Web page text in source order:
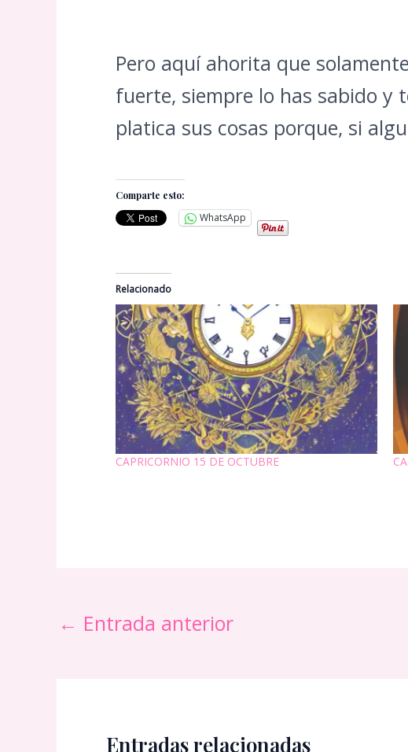
Pero aquí ahorita que
fuerte, siempre lo has sabido y
platica sus cosas porque, si
Comparte esto:
WhatsApp
Relacionado
CAPRICORNIO 15 DE OCTUBRE
← Entrada anterior
Entradas relacionadas